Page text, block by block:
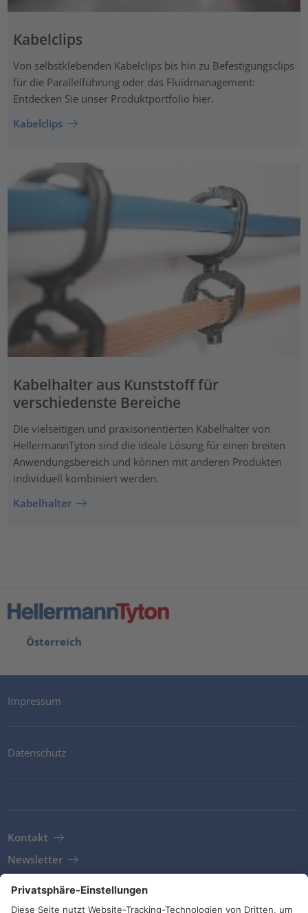
Kabelclips
Von selbstklebenden Kabelclips bis hin zu Befestigungsclips
für die Parallelführung oder das Fluidmanagement:
Entdecken Sie unser Produktportfolio hier.
Kabelclips
Kabelhalter aus Kunststoff für
verschiedenste Bereiche
Die vielseitigen und praxisorientierten Kabelhalter von
HellermannTyton sind die ideale Lösung für einen breiten
Anwendungsbereich und können mit anderen Produkten
individuell kombiniert werden.
Kabelhalter
Österreich
Impressum
Datenschutz
Kontakt
Newsletter